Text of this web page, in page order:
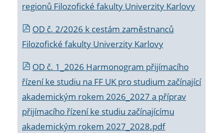
regionů Filozofické fakulty Univerzity Karlovy
OD č. 2/2026 k cestám zaměstnanců
Filozofické fakulty Univerzity Karlovy
OD č. 1_2026 Harmonogram přijímacího
řízení ke studiu na FF UK pro studium začínající
akademickým rokem 2026_2027 a příprav
přijímacího řízení ke studiu začínajícímu
akademickým rokem 2027_2028.pdf